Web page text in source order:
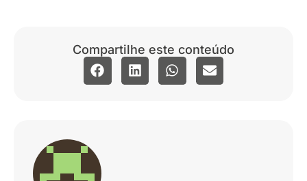
Compartilhe este conteúdo